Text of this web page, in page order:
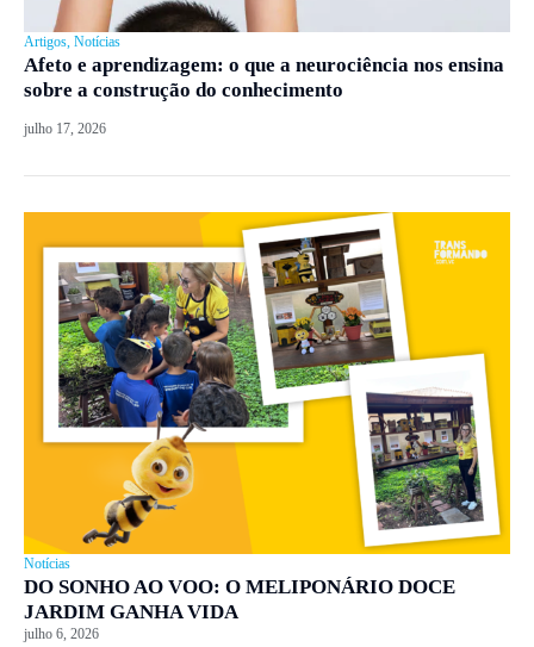
Artigos Notícias
Afeto e aprendizagem: o que a neurociência nos ensina
sobre a construção do conhecimento
julho 17, 2026
Notícias
DO SONHO AO VOO: O MELIPONÁRIO DOCE
JARDIM GANHA VIDA
julho 6, 2026